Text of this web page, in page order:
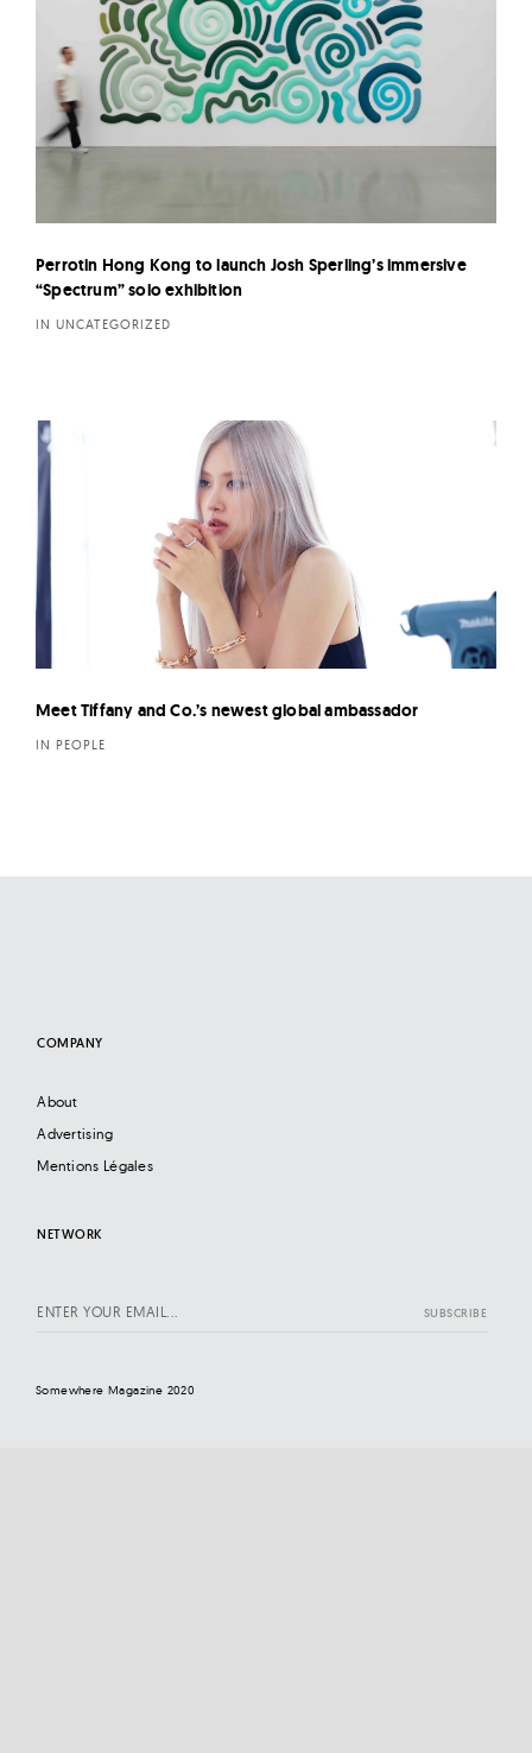
Perrotin Hong Kong to launch Josh Sperling’s immersive
“Spectrum” solo exhibition
IN UNCATEGORIZED
Meet Tiffany and Co.’s newest global ambassador
IN PEOPLE
COMPANY
About
Advertising
Mentions Légales
NETWORK
Somewhere Magazine 2020